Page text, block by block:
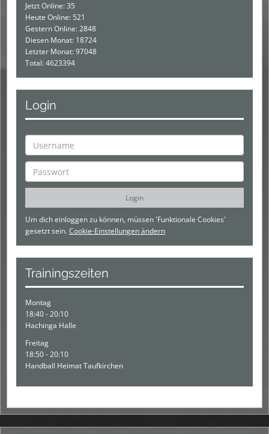
Jetzt Online: 35
Heute Online: 521
Gestern Online: 2848
Diesen Monat: 18724
Letzter Monat: 97048
Total: 4623394
Login
Um dich einloggen zu können, müssen 'Funktionale Cookies'
gesetzt sein.Cookie-Einstellungen ändern
Trainingszeiten
Montag
18:40 - 20:10
Hachinga Halle
Freitag
18:50 - 20:10
Handball Heimat Taufkirchen